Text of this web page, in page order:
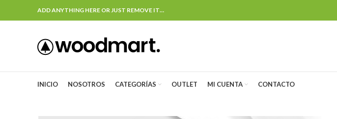
ADD ANYTHING HERE OR JUST REMOVE IT…
INICIO NOSOTROS CATEGORÍAS OUTLET MI CUENTA CONTACTO